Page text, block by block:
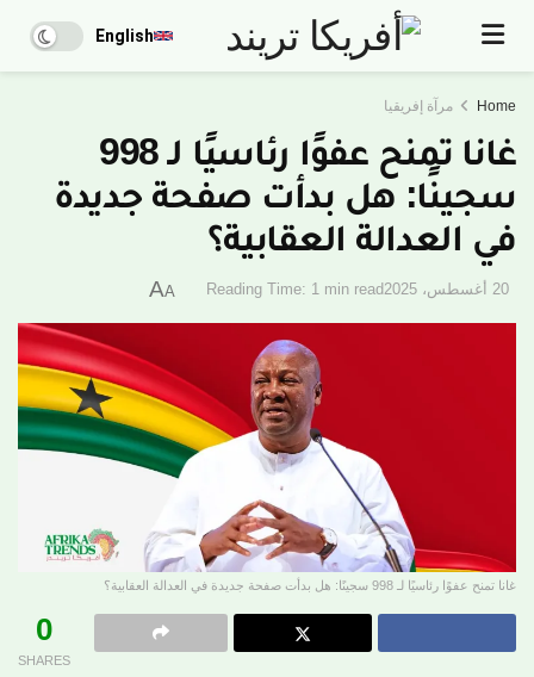
English
Home مرآة إفريقيا
غانا تمنح عفوًا رئاسيًا لـ 998
سجينًا: هل بدأت صفحة جديدة
في العدالة العقابية؟
20 أغسطس، 2025 Reading Time: 1 min read
A
A
غانا تمنح عفوًا رئاسيًا لـ 998 سجينًا: هل بدأت صفحة جديدة في العدالة العقابية؟
0
SHARES